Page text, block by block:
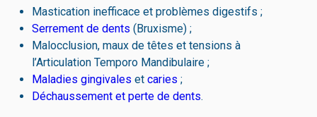
Mastication inefficace et problèmes digestifs ;
Serrement de dents (Bruxisme) ;
Malocclusion, maux de têtes et tensions à
l’Articulation Temporo Mandibulaire ;
Maladies gingivales et caries ;
Déchaussement et perte de dents.